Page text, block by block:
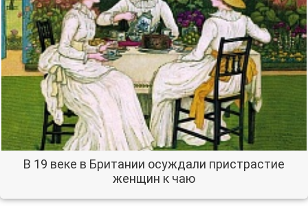
В 19 веке в Британии осуждали пристрастие
женщин к чаю